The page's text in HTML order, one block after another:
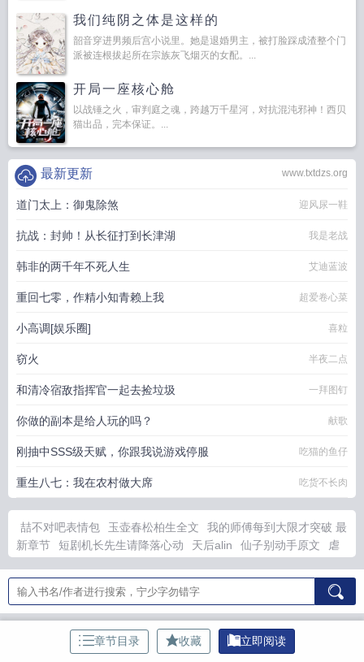
我们纯阴之体是这样的
韶音穿进男频后宫小说里。她是退婚男主，被打脸踩成渣整个门
派被连根拔起所在宗族灰飞烟灭的女配。...
开局一座核心舱
以战锤之火，审判庭之魂，跨越万千星河，对抗混沌邪神！西贝
猫出品，完本保证。...
www.txtdzs.org
最新更新
道门太上：御鬼除煞 迎风尿一鞋
抗战：封帅！从长征打到长津湖 我是老战
韩非的两千年不死人生 艾迪蓝波
重回七零，作精小知青赖上我 超爱卷心菜
小高调[娱乐圈] 喜粒
窃火 半夜二点
和清冷宿敌指挥官一起去捡垃圾 一拜图钉
你做的副本是给人玩的吗？ 献歌
刚抽中SSS级天赋，你跟我说游戏停服 吃猫的鱼仔
重生八七：我在农村做大席 吃货不长肉
喆不对吧表情包 玉壶春松柏生全文
我的师傅每到大限才突破 最
新章节
短剧机长先生请降落心动 天后alin 仙子别动手原文
虐
度
秦三苏婉芸最新章节更新提醒
美梦成真泰国版2014电视剧
转世9次修仙
荆棘玫瑰手拿棒教程
篮球超
神笔趣阁在线阅读
偷听吃货暴君心声在线阅读 宋青兰
女帝舍不
老李庒 我靠改字横行娱乐圈
青雀是令使但是在现代都市
【POI】Bravo！ 孤屿逢光 被勇者拋弃后，我决定给魔王
章节目录 收藏 立即阅读